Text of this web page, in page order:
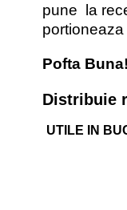
pune la
Pofta Buna!
Distribuie
UTILE IN